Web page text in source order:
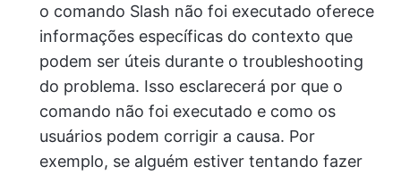
o comando Slash não foi executado oferece
informações específicas do contexto que
podem ser úteis durante o troubleshooting
do problema. Isso esclarecerá por que o
comando não foi executado e como os
usuários podem corrigir a causa. Por
exemplo, se alguém estiver tentando fazer